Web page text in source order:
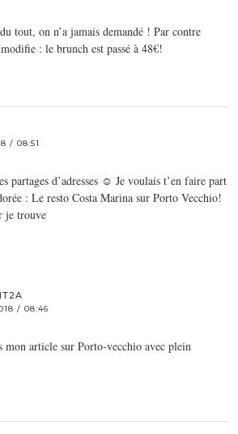
tout, on n’a jamais demandé ! Par contre
: le brunch est passé à 48€!
/ 08:51
partages d’adresses ☺️ Je voulais t’en faire part
: Le resto Costa Marina sur Porto Vecchio!
je trouve
/ 08:46
mon article sur Porto-vecchio avec plein